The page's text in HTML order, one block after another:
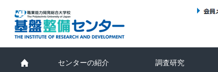
センターの紹介 調査研究